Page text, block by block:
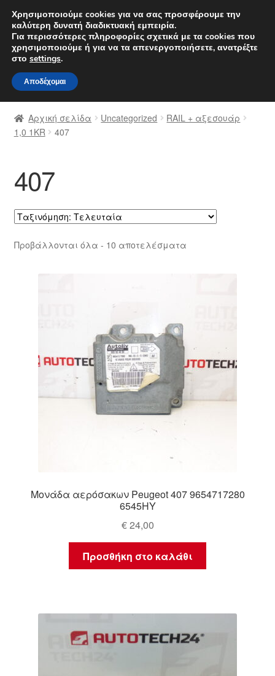
ΑΠΟΣΤΟΛΗ από 7 EUR
Δευτέρα-Παρ. 9 π.μ. - 4 μ.μ.
Απευθείας
μετάβαση
στην
πλοήγηση
Μετάβαση
σε
περιεχόμενο
Αρχική
Διαδικασία Παραπόνων
Καροτσάκι
Μεταφορά
Οροι και Προϋποθέσεις
Παγκόσμια αποστολή
Αρχική σελίδα Uncategorized
RAIL + αξεσουάρ
1,0 1KR
407
407
Προβάλλονται όλα - 10 αποτελέσματαSorted
Μονάδα αερόσακων Peugeot 407 9654717280
6545HY
€24,00
Προσθήκη στο καλάθι
Χρησιμοποιούμε cookies για να σας προσφέρουμε την
καλύτερη δυνατή διαδικτυακή εμπειρία.
Για περισσότερες πληροφορίες σχετικά με τα cookies που
χρησιμοποιούμε ή για να τα απενεργοποιήσετε, ανατρέξτε
στο settings.
Αποδέχομαι